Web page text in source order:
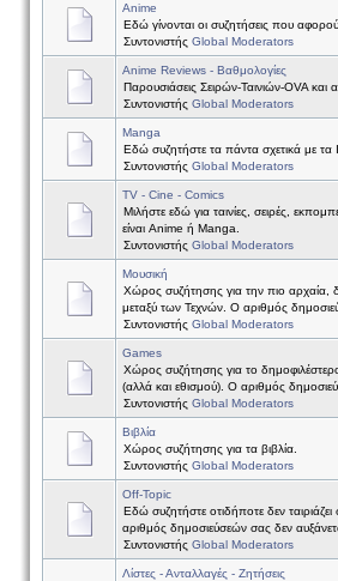
Anime
Εδώ γίνονται οι συζητήσεις που
Συντονιστής Global Moderators
Anime Reviews - Βαθμολογίες
Παρουσιάσεις Σειρών-Ταινιών-OVA
Συντονιστής Global Moderators
Manga
Εδώ συζητήστε τα πάντα σχετικά με
Συντονιστής Global Moderators
TV - Cine - Comics
Μιλήστε εδώ για ταινίες, σειρές,
είναι Anime ή Manga.
Συντονιστής Global Moderators
Μουσική
Χώρος συζήτησης για την πιο αρχαία,
μεταξύ των Τεχνών. Ο αριθμός
Συντονιστής Global Moderators
Games
Χώρος συζήτησης για το
(αλλά και εθισμού). Ο αριθμός
Συντονιστής Global Moderators
Βιβλία
Χώρος συζήτησης για τα βιβλία.
Συντονιστής Global Moderators
Off-Topic
Εδώ συζητήστε οτιδήποτε δεν
αριθμός δημοσιεύσεών σας δεν
Συντονιστής Global Moderators
Λίστες - Ανταλλαγές - Ζητήσεις